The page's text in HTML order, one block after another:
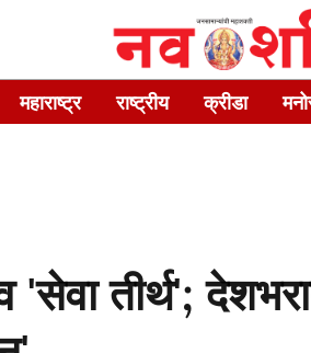
महाराष्ट्र राष्ट्रीय क्रीडा
'सेवा तीर्थ';